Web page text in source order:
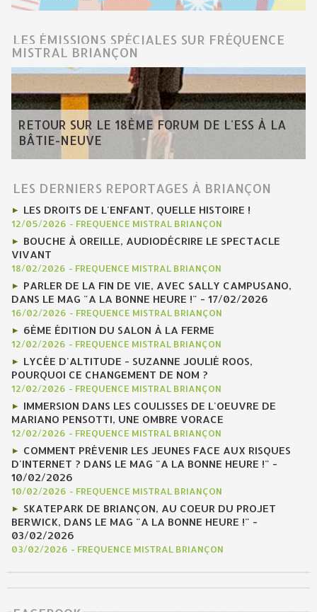
LES ÉMISSIONS SPÉCIALES SUR FRÉQUENCE
MISTRAL BRIANÇON
RETOUR SUR LE 18ÈME FORUM DE L'ESS À LA
BÂTIE-NEUVE
LES DERNIERS REPORTAGES À BRIANÇON
LES DROITS DE L'ENFANT, QUELLE HISTOIRE !
12/05/2026 - FREQUENCE MISTRAL BRIANÇON
BOUCHE À OREILLE, AUDIODÉCRIRE LE SPECTACLE
VIVANT
18/02/2026 - FREQUENCE MISTRAL BRIANÇON
PARLER DE LA FIN DE VIE, AVEC SALLY CAMPUSANO,
DANS LE MAG "A LA BONNE HEURE !" - 17/02/2026
16/02/2026 - FREQUENCE MISTRAL BRIANÇON
6ÈME ÉDITION DU SALON À LA FERME
12/02/2026 - FREQUENCE MISTRAL BRIANÇON
LYCÉE D'ALTITUDE - SUZANNE JOULIÉ ROOS,
POURQUOI CE CHANGEMENT DE NOM ?
12/02/2026 - FREQUENCE MISTRAL BRIANÇON
IMMERSION DANS LES COULISSES DE L'OEUVRE DE
MARIANO PENSOTTI, UNE OMBRE VORACE
12/02/2026 - FREQUENCE MISTRAL BRIANÇON
COMMENT PRÉVENIR LES JEUNES FACE AUX RISQUES
D'INTERNET ? DANS LE MAG "A LA BONNE HEURE !" -
10/02/2026
10/02/2026 - FREQUENCE MISTRAL BRIANÇON
SKATEPARK DE BRIANÇON, AU COEUR DU PROJET
BERWICK, DANS LE MAG "A LA BONNE HEURE !" -
03/02/2026
03/02/2026 - FREQUENCE MISTRAL BRIANÇON